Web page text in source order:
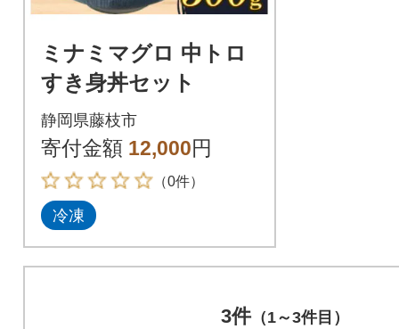
ミナミマグロ 中トロ
すき身丼セット
静岡県藤枝市
寄付金額 12,000円
（0件）
冷凍
3件（1～3件目）